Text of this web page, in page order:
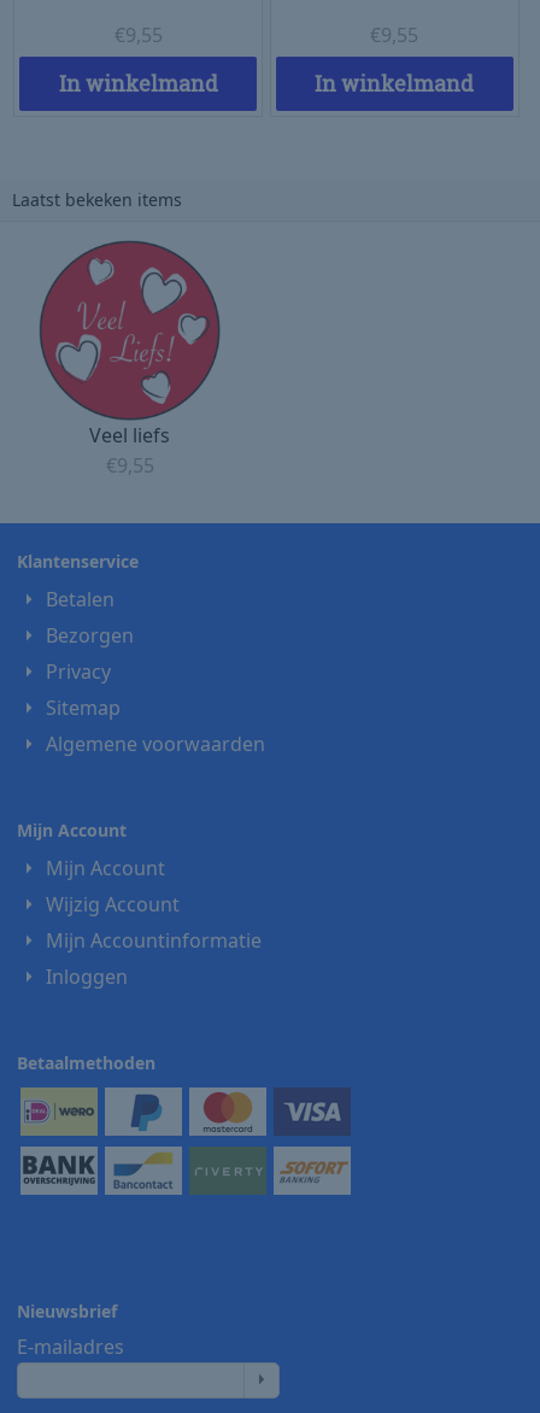
€9,55
In winkelmand
€9,55
In winkelmand
Laatst bekeken items
Veel liefs
€9,55
Klantenservice
Betalen
Bezorgen
Privacy
Sitemap
Algemene voorwaarden
Mijn Account
Mijn Account
Wijzig Account
Mijn Accountinformatie
Inloggen
Betaalmethoden
Nieuwsbrief
E-mailadres